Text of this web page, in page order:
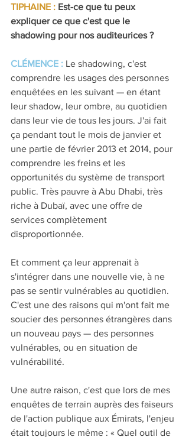
TIPHAINE : Est-ce que tu peux
expliquer ce que c'est que le
shadowing pour nos auditeurices ?
CLÉMENCE : Le shadowing, c'est
comprendre les usages des personnes
enquêtées en les suivant — en étant
leur shadow, leur ombre, au quotidien
dans leur vie de tous les jours. J'ai fait
ça pendant tout le mois de janvier et
une partie de février 2013 et 2014, pour
comprendre les freins et les
opportunités du système de transport
public. Très pauvre à Abu Dhabi, très
riche à Dubaï, avec une offre de
services complètement
disproportionnée.
Et comment ça leur apprenait à
s'intégrer dans une nouvelle vie, à ne
pas se sentir vulnérables au quotidien.
C'est une des raisons qui m'ont fait me
soucier des personnes étrangères dans
un nouveau pays — des personnes
vulnérables, ou en situation de
vulnérabilité.
Une autre raison, c'est que lors de mes
enquêtes de terrain auprès des faiseurs
de l'action publique aux Émirats, l'enjeu
était toujours le même : « Quel outil de